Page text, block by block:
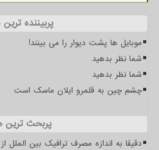
پربیننده
موبایل ها پشت دیوار را می بینند!
شما نظر بدهید
شما نظر بدهید
چشم چین به قلمرو ایلان ماسک است
پربحث ترین
دقیقا به اندازه مصرف ترافیک بین